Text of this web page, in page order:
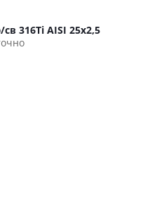
316Ti AISI 25х2,5